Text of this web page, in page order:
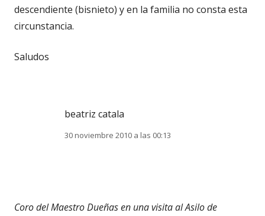
descendiente (bisnieto) y en la familia no consta esta
circunstancia.
Saludos
beatriz catala
30 noviembre 2010 a las 00:13
Coro del Maestro Dueñas en una visita al Asilo de